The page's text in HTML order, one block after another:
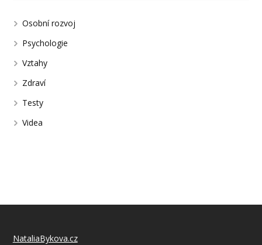
Osobní rozvoj
Psychologie
Vztahy
Zdraví
Testy
Videa
NataliaBykova.cz